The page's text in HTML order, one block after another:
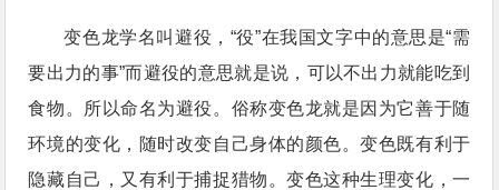
变色龙学名叫避役，“役”在我国文字中的意思是“需
要出力的事”而避役的意思就是说，可以不出力就能吃到
食物。所以命名为避役。俗称变色龙就是因为它善于随
环境的变化，随时改变自己身体的颜色。变色既有利于
隐藏自己，又有利于捕捉猎物。变色这种生理变化，一